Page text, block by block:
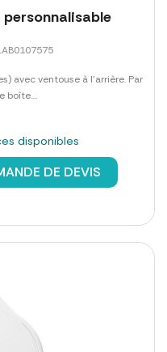
avec ventouse à l'arrière. Par
boîte....
disponibles
DE DEVIS